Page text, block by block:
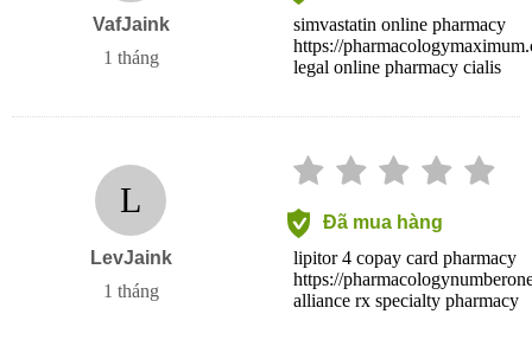
VafJaink
1 tháng
simvastatin online pharmacy
https://
legal online pharmacy cialis
L
LevJaink
1 tháng
Đã mua hàng
lipitor 4 copay card pharmacy
https://
alliance rx specialty pharmacy